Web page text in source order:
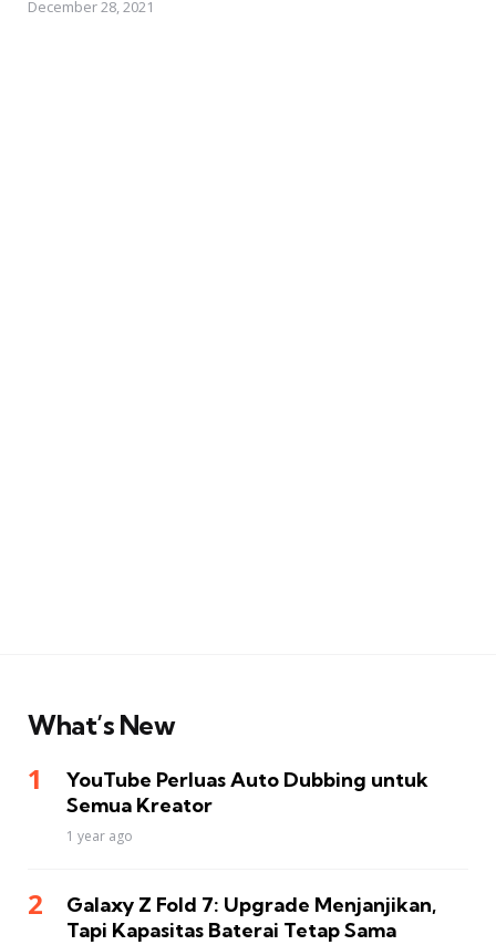
December 28, 2021
What’s New
YouTube Perluas Auto Dubbing untuk
Semua Kreator
1 year ago
Galaxy Z Fold 7: Upgrade Menjanjikan,
Tapi Kapasitas Baterai Tetap Sama